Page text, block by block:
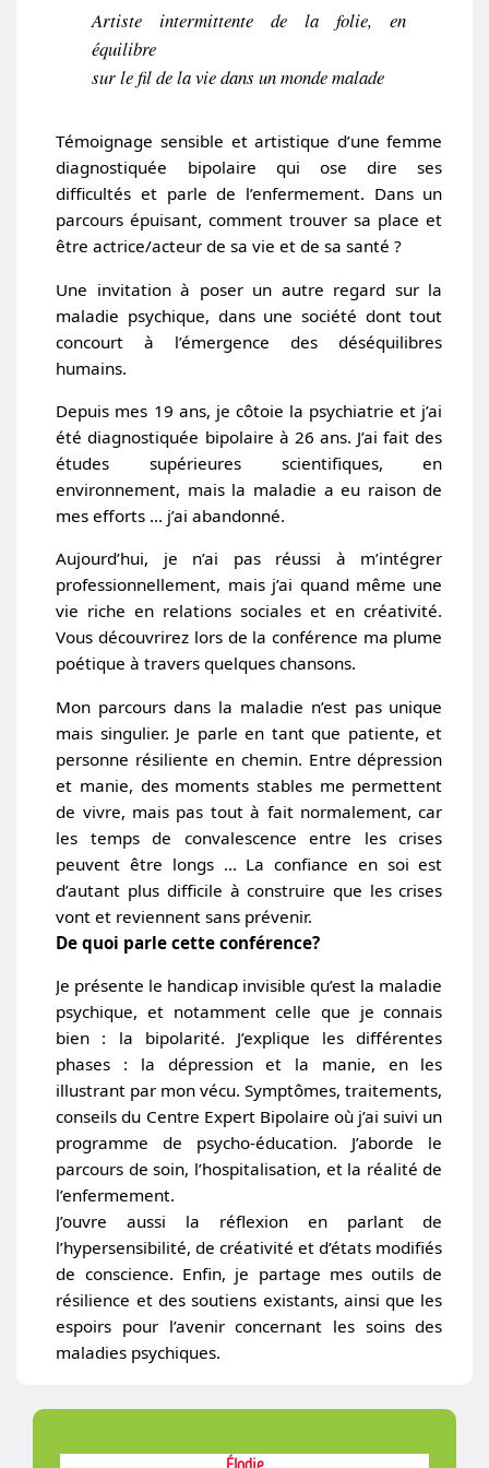
Artiste intermittente de la folie, en
équilibre
sur le fil de la vie dans un monde malade
Témoignage sensible et artistique d’une femme
diagnostiquée bipolaire qui ose dire ses
difficultés et parle de l’enfermement. Dans un
parcours épuisant, comment trouver sa place et
être actrice/acteur de sa vie et de sa santé ?
Une invitation à poser un autre regard sur la
maladie psychique, dans une société dont tout
concourt à l’émergence des déséquilibres
humains.
Depuis mes 19 ans, je côtoie la psychiatrie et j’ai
été diagnostiquée bipolaire à 26 ans. J’ai fait des
études supérieures scientifiques, en
environnement, mais la maladie a eu raison de
mes efforts … j’ai abandonné.
Aujourd’hui, je n’ai pas réussi à m’intégrer
professionnellement, mais j’ai quand même une
vie riche en relations sociales et en créativité.
Vous découvrirez lors de la conférence ma plume
poétique à travers quelques chansons.
Mon parcours dans la maladie n’est pas unique
mais singulier. Je parle en tant que patiente, et
personne résiliente en chemin. Entre dépression
et manie, des moments stables me permettent
de vivre, mais pas tout à fait normalement, car
les temps de convalescence entre les crises
peuvent être longs … La confiance en soi est
d’autant plus difficile à construire que les crises
vont et reviennent sans prévenir.
De quoi parle cette conférence?
Je présente le handicap invisible qu’est la maladie
psychique, et notamment celle que je connais
bien : la bipolarité. J’explique les différentes
phases : la dépression et la manie, en les
illustrant par mon vécu. Symptômes, traitements,
conseils du Centre Expert Bipolaire où j’ai suivi un
programme de psycho-éducation. J’aborde le
parcours de soin, l’hospitalisation, et la réalité de
l’enfermement.
J’ouvre aussi la réflexion en parlant de
l’hypersensibilité, de créativité et d’états modifiés
de conscience. Enfin, je partage mes outils de
résilience et des soutiens existants, ainsi que les
espoirs pour l’avenir concernant les soins des
maladies psychiques.